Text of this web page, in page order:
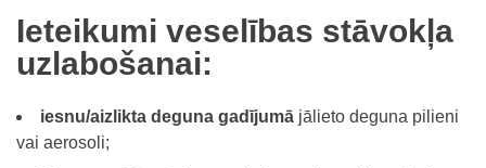
Ieteikumi veselības stāvokļa
uzlabošanai:
iesnu/aizlikta deguna gadījumā jālieto deguna pilieni
vai aerosoli;